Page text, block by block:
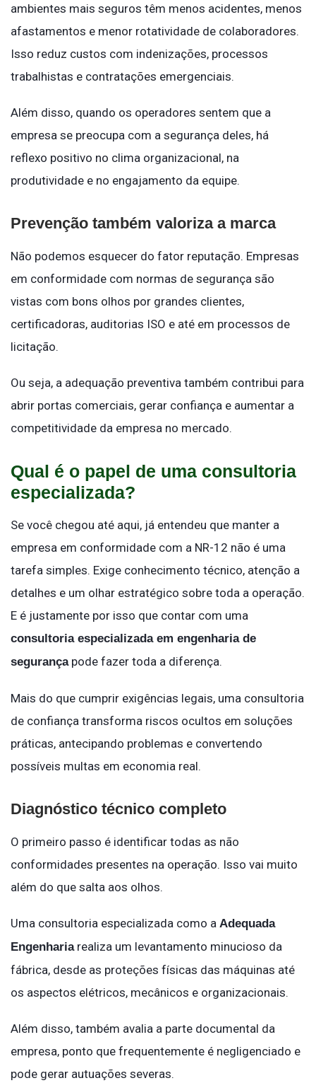
ambientes mais seguros têm menos acidentes, menos
afastamentos e menor rotatividade de colaboradores.
Isso reduz custos com indenizações, processos
trabalhistas e contratações emergenciais.
Além disso, quando os operadores sentem que a
empresa se preocupa com a segurança deles, há
reflexo positivo no clima organizacional, na
produtividade e no engajamento da equipe.
Prevenção também valoriza a marca
Não podemos esquecer do fator reputação. Empresas
em conformidade com normas de segurança são
vistas com bons olhos por grandes clientes,
certificadoras, auditorias ISO e até em processos de
licitação.
Ou seja, a adequação preventiva também contribui para
abrir portas comerciais, gerar confiança e aumentar a
competitividade da empresa no mercado.
Qual é o papel de uma consultoria
especializada?
Se você chegou até aqui, já entendeu que manter a
empresa em conformidade com a NR-12 não é uma
tarefa simples. Exige conhecimento técnico, atenção a
detalhes e um olhar estratégico sobre toda a operação.
E é justamente por isso que contar com uma
consultoria especializada em engenharia de
segurançapode fazer toda a diferença.
Mais do que cumprir exigências legais, uma consultoria
de confiança transforma riscos ocultos em soluções
práticas, antecipando problemas e convertendo
possíveis multas em economia real.
Diagnóstico técnico completo
O primeiro passo é identificar todas as não
conformidades presentes na operação. Isso vai muito
além do que salta aos olhos.
Uma consultoria especializada como a Adequada
Engenhariarealiza um levantamento minucioso da
fábrica, desde as proteções físicas das máquinas até
os aspectos elétricos, mecânicos e organizacionais.
Além disso, também avalia a parte documental da
empresa, ponto que frequentemente é negligenciado e
pode gerar autuações severas.